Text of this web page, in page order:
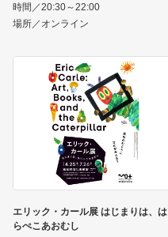
時間／20:30～22:00
場所／オンライン
エリック・カール展 はじまりは、は
らぺこあおむし